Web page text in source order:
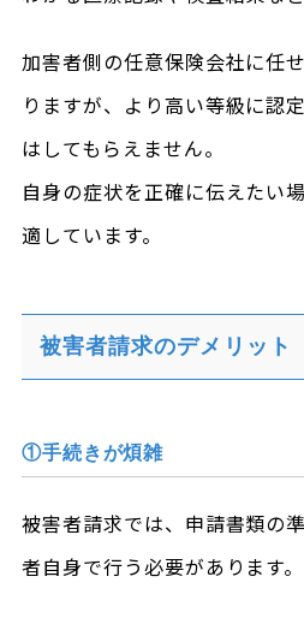
加害者側の任意保険会社に任
りますが、より高い等級に認
はしてもらえません。
自身の症状を正確に伝えたい
適しています。
被害者請求のデメリット
①手続きが煩雑
被害者請求では、申請書類の
者自身で行う必要があります。